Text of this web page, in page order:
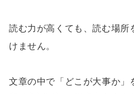
読む力が高くても、読む場所
けません。
文章の中で「どこが大事か」